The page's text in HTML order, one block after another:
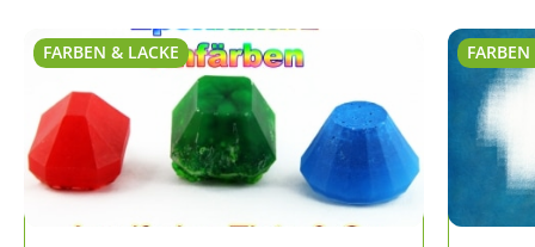
FARBEN & LACKE